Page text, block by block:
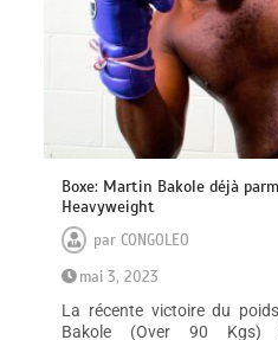
Boxe: Martin Bakole déjà
Heavyweight
parCONGOLEO
mai 3, 2023
La récente victoire du
Bakole (Over 90 Kgs)